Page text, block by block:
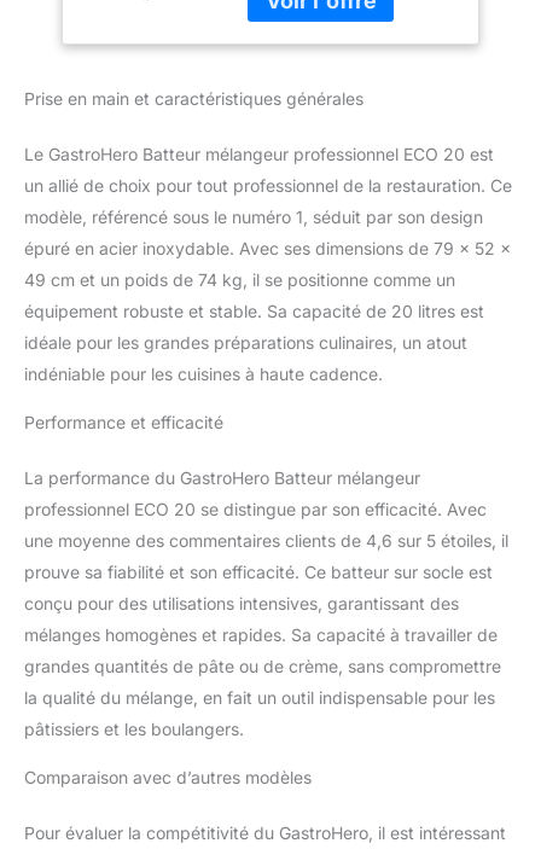
Prise en main et caractéristiques générales
Le GastroHero Batteur mélangeur professionnel ECO 20 est
un allié de choix pour tout professionnel de la restauration. Ce
modèle, référencé sous le numéro 1, séduit par son design
épuré en acier inoxydable. Avec ses dimensions de 79 x 52 x
49 cm et un poids de 74 kg, il se positionne comme un
équipement robuste et stable. Sa capacité de 20 litres est
idéale pour les grandes préparations culinaires, un atout
indéniable pour les cuisines à haute cadence.
Performance et efficacité
La performance du GastroHero Batteur mélangeur
professionnel ECO 20 se distingue par son efficacité. Avec
une moyenne des commentaires clients de 4,6 sur 5 étoiles, il
prouve sa fiabilité et son efficacité. Ce batteur sur socle est
conçu pour des utilisations intensives, garantissant des
mélanges homogènes et rapides. Sa capacité à travailler de
grandes quantités de pâte ou de crème, sans compromettre
la qualité du mélange, en fait un outil indispensable pour les
pâtissiers et les boulangers.
Comparaison avec d’autres modèles
Pour évaluer la compétitivité du GastroHero, il est intéressant